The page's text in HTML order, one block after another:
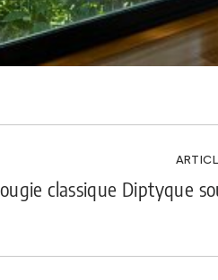
classique Diptyque